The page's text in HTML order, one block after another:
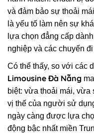
và đảm bảo sự thoải
là yếu tố làm nên sự
lựa chọn đẳng cấp
nghiệp và các chuyến
Có thể thấy, so với các
Limousine Đà Nẵng
biệt: vừa thoải mái,
vị thế của người sử
ngày càng được lựa
động bậc nhất miền